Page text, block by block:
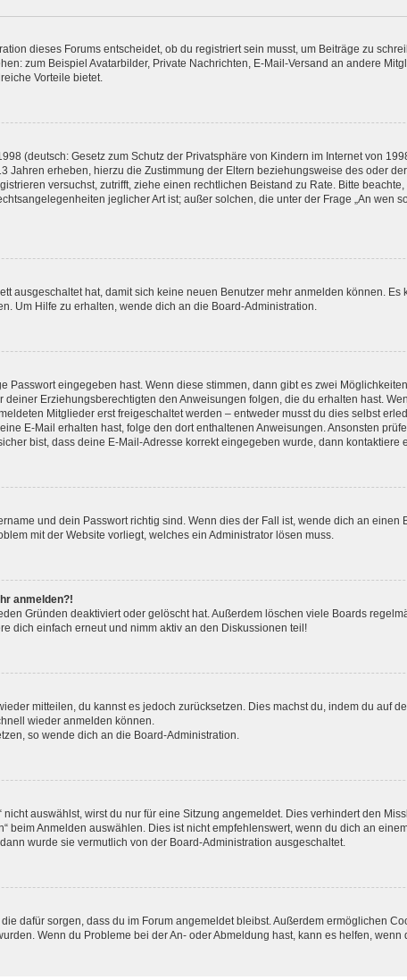
dieses Forums entscheidet, ob du registriert sein musst, um Beiträge zu
zum Beispiel Avatarbilder, Private Nachrichten, E-Mail-Versand an andere
Vorteile bietet.
(deutsch: Gesetz zum Schutz der Privatsphäre von Kindern im Internet von
Jahren erheben, hierzu die Zustimmung der Eltern beziehungsweise des oder
versuchst, zutrifft, ziehe einen rechtlichen Beistand zu Rate. Bitte
jeglicher Art ist; außer solchen, die unter der Frage „An wen
ausgeschaltet hat, damit sich keine neuen Benutzer mehr anmelden können.
Um Hilfe zu erhalten, wende dich an die Board-Administration.
Passwort eingegeben hast. Wenn diese stimmen, dann gibt es zwei
Erziehungsberechtigten den Anweisungen folgen, die du erhalten hast.
Mitglieder erst freigeschaltet werden – entweder musst du dies selbst
E-Mail erhalten hast, folge den dort enthaltenen Anweisungen. Ansonsten
bist, dass deine E-Mail-Adresse korrekt eingegeben wurde, dann kontaktiere
und dein Passwort richtig sind. Wenn dies der Fall ist, wende dich an
mit der Website vorliegt, welches ein Administrator lösen muss.
anmelden?!
Gründen deaktiviert oder gelöscht hat. Außerdem löschen viele Boards
dich einfach erneut und nimm aktiv an den Diskussionen teil!
mitteilen, du kannst es jedoch zurücksetzen. Dies machst du, indem du auf
wieder anmelden können.
so wende dich an die Board-Administration.
auswählst, wirst du nur für eine Sitzung angemeldet. Dies verhindert den
beim Anmelden auswählen. Dies ist nicht empfehlenswert, wenn du dich an
wurde sie vermutlich von der Board-Administration ausgeschaltet.
dafür sorgen, dass du im Forum angemeldet bleibst. Außerdem ermöglichen
Wenn du Probleme bei der An- oder Abmeldung hast, kann es helfen, wenn